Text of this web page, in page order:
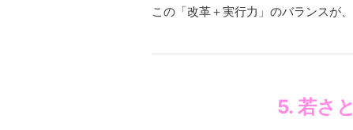
この「改革＋実行力」のバランスが
5. 若さ